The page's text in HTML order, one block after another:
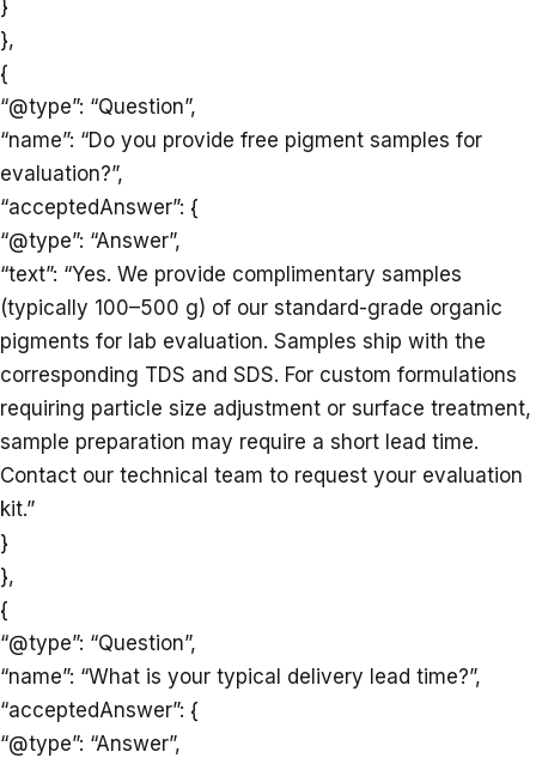
}
},
{
“@type”: “Question”,
“name”: “Do you provide free pigment samples for
evaluation?”,
“acceptedAnswer”: {
“@type”: “Answer”,
“text”: “Yes. We provide complimentary samples
(typically 100–500 g) of our standard-grade organic
pigments for lab evaluation. Samples ship with the
corresponding TDS and SDS. For custom formulations
requiring particle size adjustment or surface treatment,
sample preparation may require a short lead time.
Contact our technical team to request your evaluation
kit.”
}
},
{
“@type”: “Question”,
“name”: “What is your typical delivery lead time?”,
“acceptedAnswer”: {
“@type”: “Answer”,